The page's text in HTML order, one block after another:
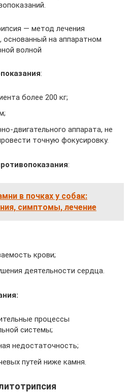
— метод лечения
основанный на аппаратном
волной
:
более 200 кг;
двигательного аппарата, не
точную фокусировку.
:
в почках у собак:
симптомы, лечение
крови;
деятельности сердца.
процессы
системы;
недостаточность;
путей ниже камня.